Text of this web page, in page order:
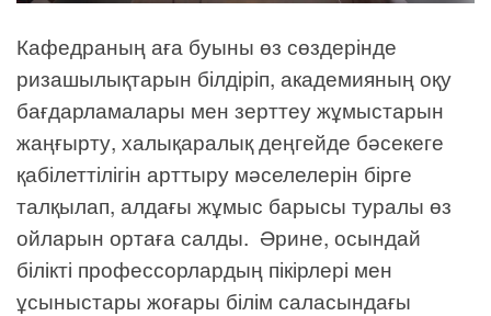
Кафедраның аға буыны өз сөздерінде
ризашылықтарын білдіріп, академияның оқу
бағдарламалары мен зерттеу жұмыстарын
жаңғырту, халықаралық деңгейде бәсекеге
қабілеттілігін арттыру мәселелерін бірге
талқылап, алдағы жұмыс барысы туралы өз
ойларын ортаға салды. Әрине, осындай
білікті профессорлардың пікірлері мен
ұсыныстары жоғары білім саласындағы